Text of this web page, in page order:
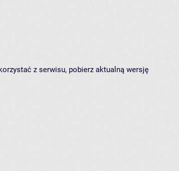
z serwisu, pobierz aktualną wersję